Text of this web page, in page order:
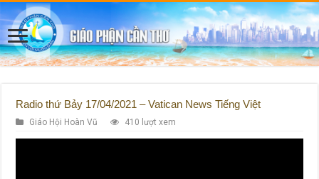
Radio thứ Bảy 17/04/2021 – Vatican News Tiếng Việt
Giáo Hội Hoàn Vũ 410 lượt xem